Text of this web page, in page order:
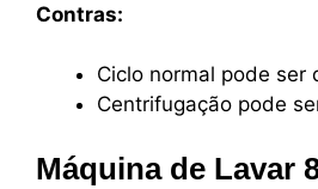
Contras:
Ciclo normal pode ser
Centrifugação pode
Máquina de Lavar